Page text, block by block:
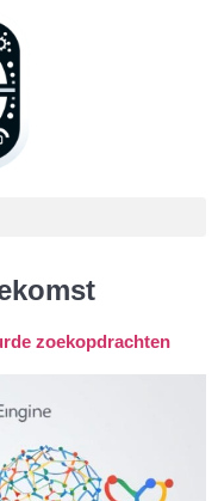
zoekopdrachten